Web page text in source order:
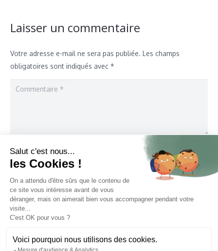
Laisser un commentaire
Votre adresse e-mail ne sera pas publiée. Les champs
obligatoires sont indiqués avec *
Enregistrer mon nom, mon e-mail et mon site dans le
navigateur pour mon prochain commentaire.
Salut c'est nous...
les Cookies !
On a attendu d'être sûrs que le contenu de
ce site vous intéresse avant de vous
déranger, mais on aimerait bien vous accompagner pendant votre
visite...
C'est OK pour vous ?
Voici pourquoi nous utilisons des cookies.